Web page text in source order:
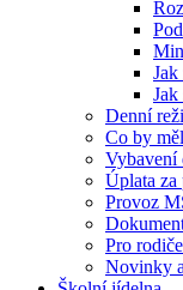
Jak
Denní
Co by
Vybavení
Úplata za
Provoz
Pro
Novinky